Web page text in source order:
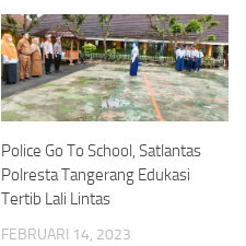
Police Go To School, Satlantas
Polresta Tangerang Edukasi
Tertib Lali Lintas
FEBRUARI 14, 2023